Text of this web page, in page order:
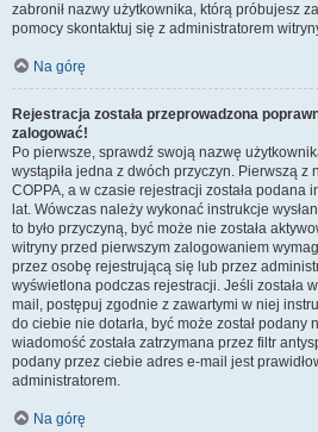
zabronił nazwy użytkownika, którą próbujesz
pomocy skontaktuj się z administratorem
Na górę
Rejestracja została przeprowadzona
zalogować!
Po pierwsze, sprawdź swoją nazwę
wystąpiła jedna z dwóch przyczyn. Pierwszą z
COPPA, a w czasie rejestracji została podana
lat. Wówczas należy wykonać instrukcje
to było przyczyną, być może nie została
witryny przed pierwszym zalogowaniem
przez osobę rejestrującą się lub przez
wyświetlona podczas rejestracji. Jeśli została
mail, postępuj zgodnie z zawartymi w niej
do ciebie nie dotarła, być może został podany
wiadomość została zatrzymana przez filtr
podany przez ciebie adres e-mail jest
administratorem.
Na górę